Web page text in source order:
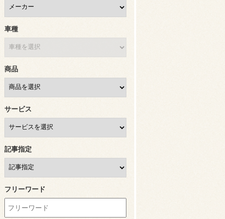
車種
商品
サービス
記事指定
フリーワード